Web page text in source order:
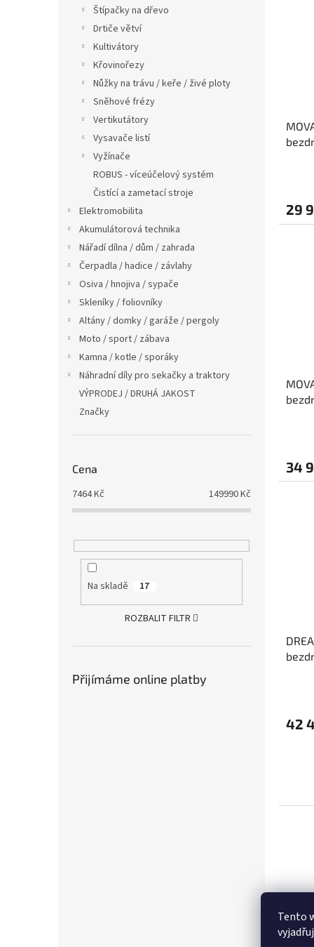
Tento
Štípačky na dřevo
Drtiče větví
Kultivátory
Křovinořezy
Nůžky na trávu / keře / živé ploty
Sněhové frézy
Vertikutátory
Vysavače listí
Vyžínače
ROBUS - víceúčelový systém
Čistící a zametací stroje
Elektromobilita
Akumulátorová technika
Nářadí dílna / dům / zahrada
Čerpadla / hadice / závlahy
Osiva / hnojiva / sypače
Skleníky / foliovníky
Altány / domky / garáže / pergoly
Moto / sport / zábava
Kamna / kotle / sporáky
Náhradní díly pro sekačky a traktory
VÝPRODEJ / DRUHÁ JAKOST
Značky
Cena
7464Kč 149990Kč
Na skladě 17
ROZBALIT FILTR
Přijímáme online platby
29
34
42